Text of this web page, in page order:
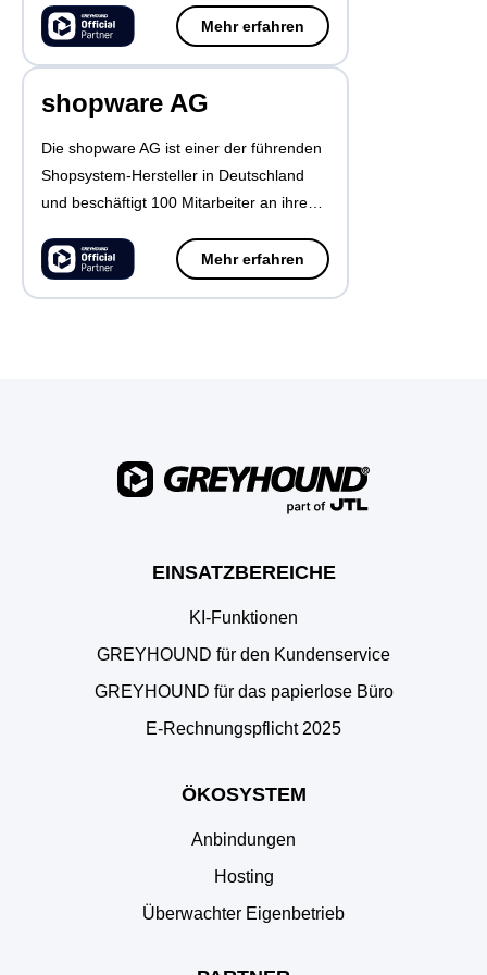
Sortiment aus über 250.000
Gesundheitsprodukten. Neben
verschreibungspflichtigen Medikamenten
Mehr erfahrenüber Redcare Pharmacy
shopware AG
Die shopware AG ist einer der führenden
Shopsystem-Hersteller in Deutschland
und beschäftigt 100 Mitarbeiter an ihrem
Mehr erfahrenüber shopware AG
EINSATZBEREICHE
KI-Funktionen
GREYHOUND für den Kundenservice
GREYHOUND für das papierlose Büro
E‑Rechnungspflicht 2025
ÖKOSYSTEM
Anbindungen
Hosting
Überwachter Eigenbetrieb